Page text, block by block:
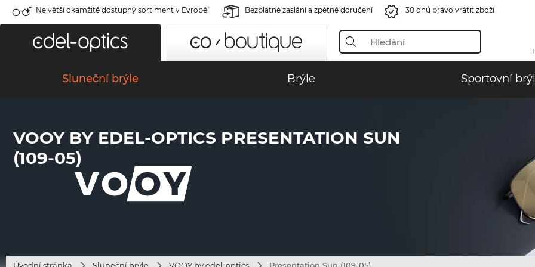
Největší okamžitě dostupný sortiment v Evropě! Bezplatné zaslání a zpětné doručení 30 dnů právo vrátit zboží
Sluneční brýle Brýle Sportovní
VOOY BY EDEL-OPTICS PRESENTATION SUN
(109-05)